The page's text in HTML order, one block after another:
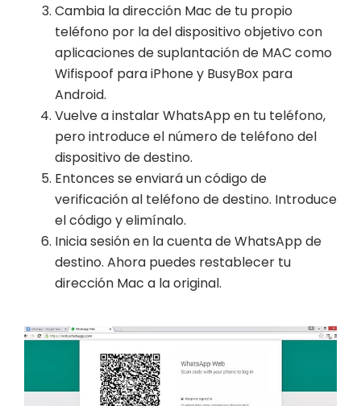
Cambia la dirección Mac de tu propio
teléfono por la del dispositivo objetivo con
aplicaciones de suplantación de MAC como
Wifispoof para iPhone y BusyBox para
Android.
Vuelve a instalar WhatsApp en tu teléfono,
pero introduce el número de teléfono del
dispositivo de destino.
Entonces se enviará un código de
verificación al teléfono de destino. Introduce
el código y elimínalo.
Inicia sesión en la cuenta de WhatsApp de
destino. Ahora puedes restablecer tu
dirección Mac a la original.